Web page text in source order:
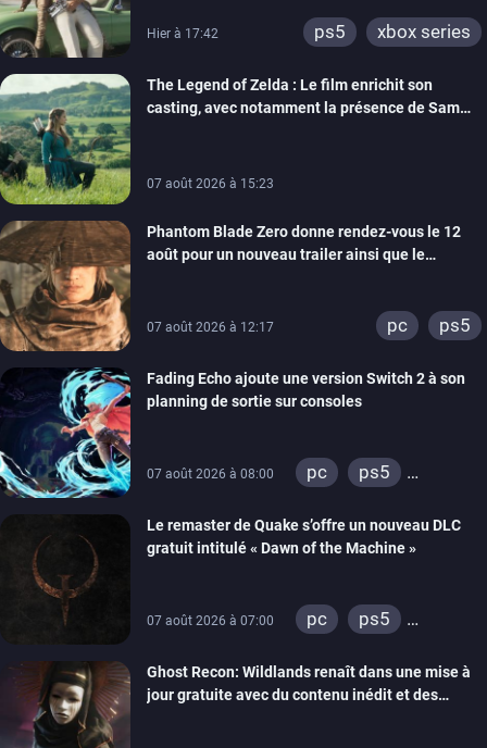
Hier à 17:42 ps5 xbox series
The Legend of Zelda : Le film enrichit son
casting, avec notamment la présence de Sam
07 août 2026 à 15:23
Phantom Blade Zero donne rendez-vous le 12
août pour un nouveau trailer ainsi que le
07 août 2026 à 12:17 pc ps5
Fading Echo ajoute une version Switch 2 à son
planning de sortie sur consoles
07 août 2026 à 08:00 pc
ps5
Le remaster de Quake s’offre un nouveau DLC
gratuit intitulé « Dawn of the Machine »
07 août 2026 à 07:00 pc
ps5
switch
ps4
xbox one
Ghost Recon: Wildlands renaît dans une mise à
jour gratuite avec du contenu inédit et des